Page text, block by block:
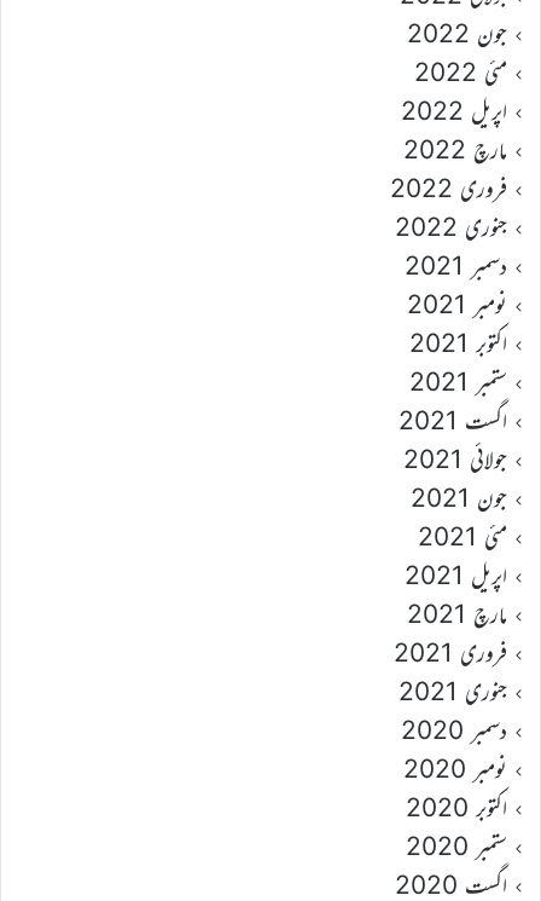
جون 2022
مئی 2022
اپریل 2022
مارچ 2022
فروری 2022
جنوری 2022
دسمبر 2021
نومبر 2021
اکتوبر 2021
ستمبر 2021
اگست 2021
جولائی 2021
جون 2021
مئی 2021
اپریل 2021
مارچ 2021
فروری 2021
جنوری 2021
دسمبر 2020
نومبر 2020
اکتوبر 2020
ستمبر 2020
اگست 2020